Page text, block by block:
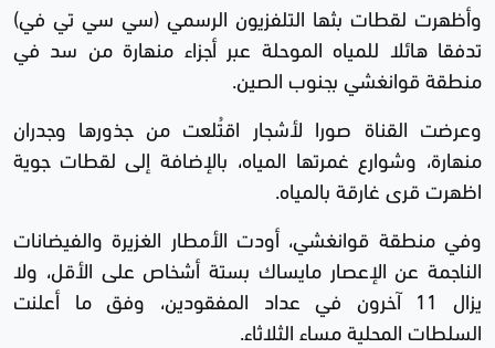
وأظهرت لقطات بثها التلفزيون الرسمي (سي سي تي في)
تدفقا هائلا للمياه الموحلة عبر أجزاء منهارة من سد في
منطقة قوانغشي بجنوب الصين.
وعرضت القناة صورا لأشجار اقتُلعت من جذورها وجدران
منهارة، وشوارع غمرتها المياه، بالإضافة إلى لقطات جوية
اظهرت قرى غارقة بالمياه.
وفي منطقة قوانغشي، أودت الأمطار الغزيرة والفيضانات
الناجمة عن الإعصار مايساك بستة أشخاص على الأقل، ولا
يزال 11 آخرون في عداد المفقودين، وفق ما أعلنت
السلطات المحلية مساء الثلاثاء.